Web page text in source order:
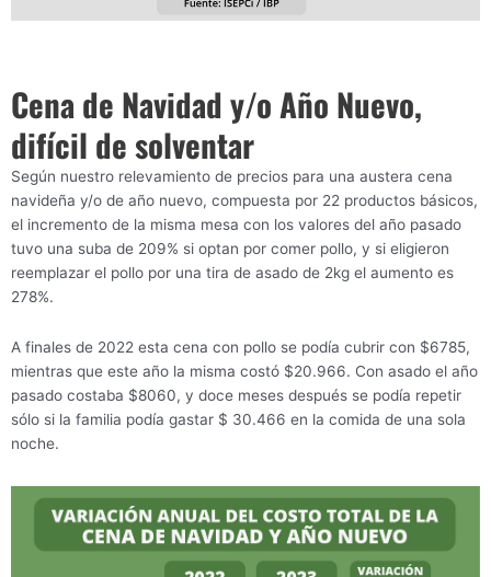
Cena de Navidad y/o Año Nuevo,
difícil de solventar
Según nuestro relevamiento de precios para una austera cena
navideña y/o de año nuevo, compuesta por 22 productos básicos,
el incremento de la misma mesa con los valores del año pasado
tuvo una suba de 209% si optan por comer pollo, y si eligieron
reemplazar el pollo por una tira de asado de 2kg el aumento es
278%.
A finales de 2022 esta cena con pollo se podía cubrir con $6785,
mientras que este año la misma costó $20.966. Con asado el año
pasado costaba $8060, y doce meses después se podía repetir
sólo si la familia podía gastar $ 30.466 en la comida de una sola
noche.